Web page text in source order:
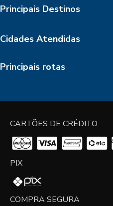
Principais Destinos
Cidades Atendidas
Principais rotas
CARTÕES DE CRÉDITO
PIX
COMPRA SEGURA